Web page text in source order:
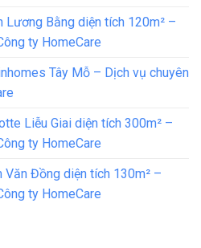
Lương Bằng diện tích 120m² –
ty HomeCare
Tây Mỗ – Dịch vụ chuyên
Liễu Giai diện tích 300m² –
ty HomeCare
Đồng diện tích 130m² –
ty HomeCare